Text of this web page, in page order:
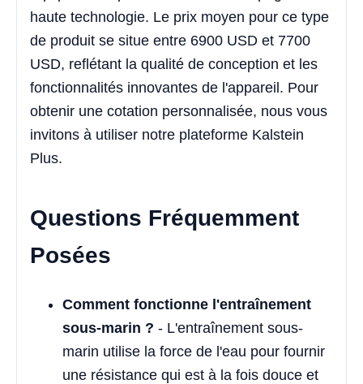
haute technologie. Le prix moyen pour ce type
de produit se situe entre 6900 USD et 7700
USD, reflétant la qualité de conception et les
fonctionnalités innovantes de l'appareil. Pour
obtenir une cotation personnalisée, nous vous
invitons à utiliser notre plateforme Kalstein
Plus.
Questions Fréquemment
Posées
Comment fonctionne l'entraînement
sous-marin ? - L'entraînement sous-
marin utilise la force de l'eau pour fournir
une résistance qui est à la fois douce et